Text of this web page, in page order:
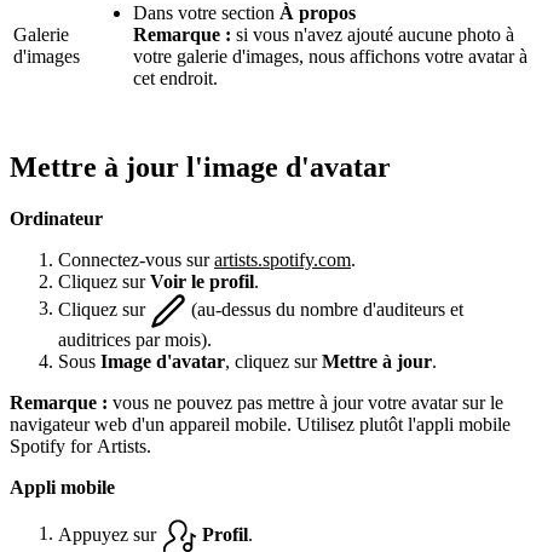
Galerie
d'images
Dans votre section À propos
Remarque : si vous n'avez ajouté aucune photo à
votre galerie d'images, nous affichons votre avatar à
cet endroit.
Mettre à jour l'image d'avatar
Ordinateur
Connectez-vous surartists.spotify.com.
Cliquez surVoir le profil.
Cliquez sur
(au-dessus du nombre d'auditeurs et
auditrices par mois).
Sous Image d'avatar, cliquez surMettre à jour.
Remarque : vous ne pouvez pas mettre à jour votre avatar sur le
navigateur web d'un appareil mobile. Utilisez plutôt l'appli mobile
Spotify for Artists.
Appli mobile
Appuyez sur Profil